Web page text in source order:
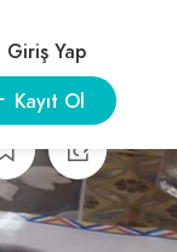
Giriş Yap
Kayıt Ol